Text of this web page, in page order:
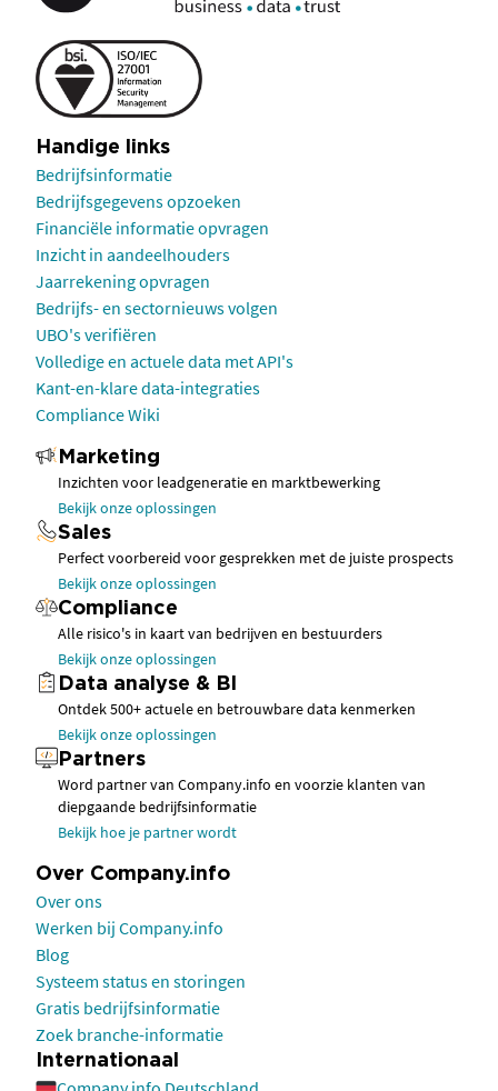
Handige links
Bedrijfsinformatie
Bedrijfsgegevens opzoeken
Financiële informatie opvragen
Inzicht in aandeelhouders
Jaarrekening opvragen
Bedrijfs- en sectornieuws volgen
UBO's verifiëren
Volledige en actuele data met API's
Kant-en-klare data-integraties
Compliance Wiki
Marketing
Inzichten voor leadgeneratie en marktbewerking
Bekijk onze oplossingen
Sales
Perfect voorbereid voor gesprekken met de juiste prospects
Bekijk onze oplossingen
Compliance
Alle risico's in kaart van bedrijven en bestuurders
Bekijk onze oplossingen
Data analyse & BI
Ontdek 500+ actuele en betrouwbare data kenmerken
Bekijk onze oplossingen
Partners
Word partner van Company.info en voorzie klanten van
diepgaande bedrijfsinformatie
Bekijk hoe je partner wordt
Over Company.info
Over ons
Werken bij Company.info
Blog
Systeem status en storingen
Gratis bedrijfsinformatie
Zoek branche-informatie
Internationaal